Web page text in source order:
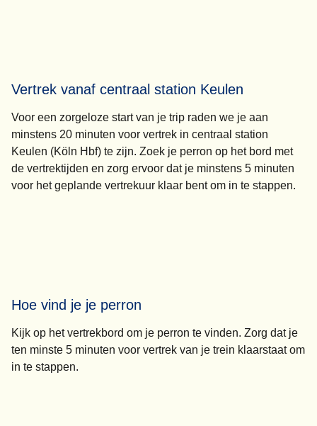
Vertrek vanaf centraal station Keulen
Voor een zorgeloze start van je trip raden we je aan
minstens 20 minuten voor vertrek in centraal station
Keulen (Köln Hbf) te zijn. Zoek je perron op het bord met
de vertrektijden en zorg ervoor dat je minstens 5 minuten
voor het geplande vertrekuur klaar bent om in te stappen.
Hoe vind je je perron
Kijk op het vertrekbord om je perron te vinden. Zorg dat je
ten minste 5 minuten voor vertrek van je trein klaarstaat om
in te stappen.